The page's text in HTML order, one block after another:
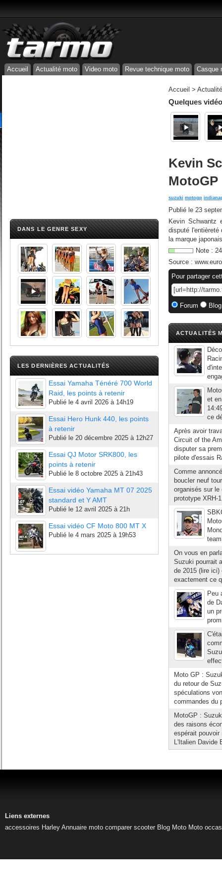
Accueil Actualité moto Video moto Revue technique moto Casque
DANS LE GENRE SEXY
LES DERNIÈRES ACTUALITÉS
Essai Yamaha Ténéré 700 World
Raid, les points à retenir
Publié le 4 avril 2026 à 14h19
Essai Hero Hunk 440, les points
à retenir
Publié le 20 décembre 2025 à 12h27
Essai QJ Motor SRK800, les
points à retenir
Publié le 8 octobre 2025 à 21h43
Essai vidéo Yamaha MT 07 2025
standard et Y AMT
Publié le 12 avril 2025 à 21h
Essai vidéo CF Moto 800 MT X
Publié le 4 mars 2025 à 19h53
Accueil >
Quelques
Kevin
MotoGP
suzuki motogp
Publié le 23
Kevin Schwantz
disputé
la marque
Note : 24
Source :
Pour partager
Forum
ACTUALITÉS
et
ce
Après avoir
Circuit of the
disputer sa
pilote d'essais
Comme
boucler neuf
organisés sur le
prototype XRH-
On vous en
Suzuki pourrait
de 2015 (lire
exactement ce
Peu
de
un
Moto GP :
du retour de
spéculations
commandes du
MotoGP :
des raisons
espérait pouvoir
L'Italien Davide
Liens externes
accessoires Harley Annuaire moto comparer scooter Blog Moto Moto